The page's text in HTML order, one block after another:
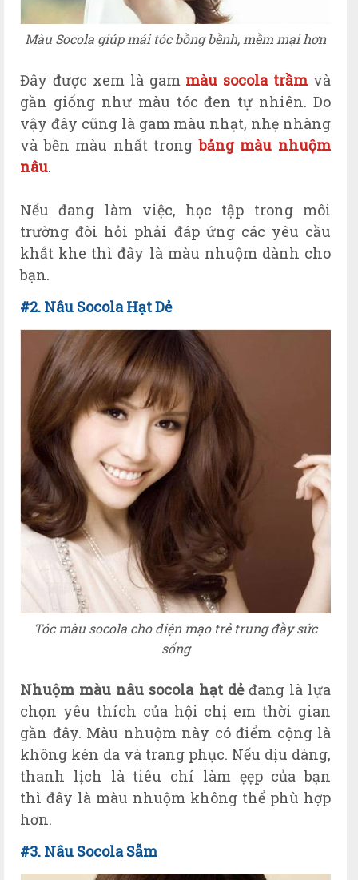
Màu Socola giúp mái tóc bồng bềnh, mềm mại hơn
Đây được xem là gam màu socola trầm và
gần giống như màu tóc đen tự nhiên. Do
vậy đây cũng là gam màu nhạt, nhẹ nhàng
và bền màu nhất trongbảng màu nhuộm
nâu.
Nếu đang làm việc, học tập trong môi
trường đòi hỏi phải đáp ứng các yêu cầu
khắt khe thì đây là màu nhuộm dành cho
bạn.
#2. Nâu Socola HạtDẻ
Tóc màu socola cho diện mạo trẻ trung đầy sức
sống
Nhuộm màu nâu socola hạt dẻđang là lựa
chọn yêu thích của hội chị em thời gian
gần đây. Màu nhuộm này cóđiểm cộng là
không kén da và trang phục. Nếu dịu dàng,
thanh lịch là tiêu chí làm ẹẹp của bạn
thì đây là màu nhuộm không thể phù hợp
hơn.
#3. Nâu Socola Sẫm